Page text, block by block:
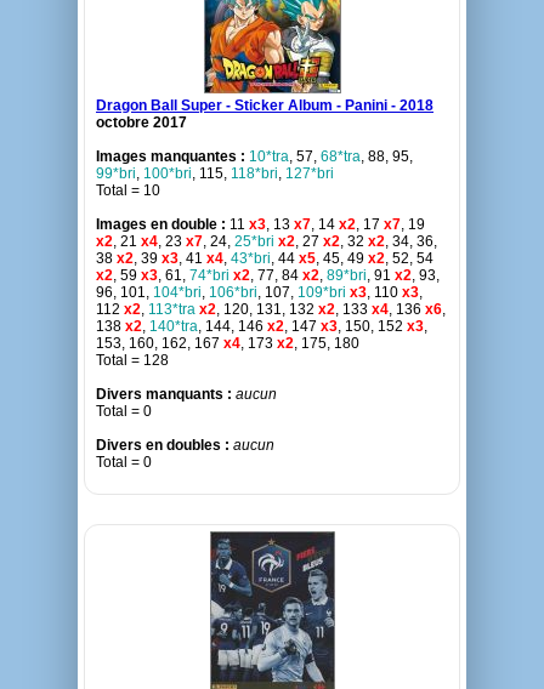
Dragon Ball Super - Sticker Album - Panini - 2018
octobre 2017
Images manquantes : 10*tra, 57, 68*tra, 88, 95,
99*bri, 100*bri, 115, 118*bri, 127*bri
Total = 10
Images en double : 11 x3, 13 x7, 14 x2, 17 x7, 19
x2, 21 x4, 23 x7, 24, 25*bri x2, 27 x2, 32 x2, 34, 36,
38 x2, 39 x3, 41 x4, 43*bri, 44 x5, 45, 49 x2, 52, 54
x2, 59 x3, 61, 74*bri x2, 77, 84 x2, 89*bri, 91 x2, 93,
96, 101, 104*bri, 106*bri, 107, 109*bri x3, 110 x3,
112 x2, 113*tra x2, 120, 131, 132 x2, 133 x4, 136 x6,
138 x2, 140*tra, 144, 146 x2, 147 x3, 150, 152 x3,
153, 160, 162, 167 x4, 173 x2, 175, 180
Total = 128
Divers manquants : aucun
Total = 0
Divers en doubles : aucun
Total = 0